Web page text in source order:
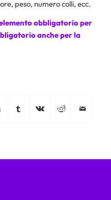
peso, numero colli, ecc.
obbligatorio per
anche per la